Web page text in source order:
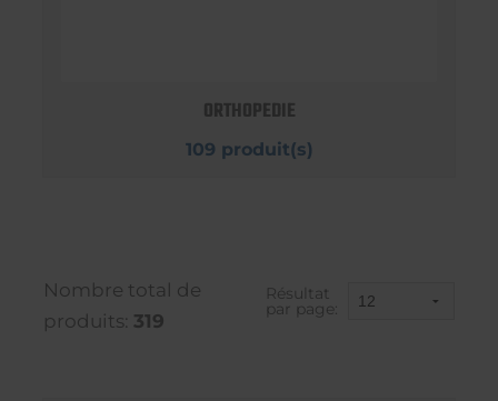
ORTHOPEDIE
109 produit(s)
Nombre total de
produits: 319
Résultat
par page: